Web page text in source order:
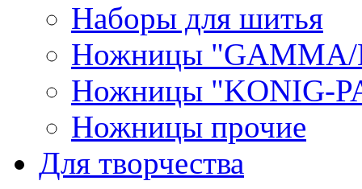
Наборы для шитья
Ножницы "GAMMA/
Ножницы "KONIG-
Ножницы прочие
Для творчества